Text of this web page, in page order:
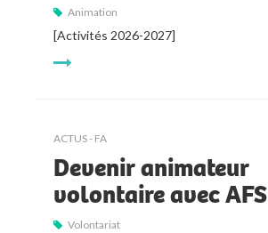
Animation
[Activités 2026-2027]
ACTUS - FA
Devenir animateur
volontaire avec AFS
Volontariat